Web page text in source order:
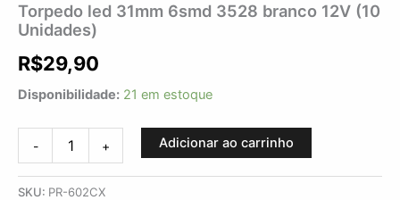
Torpedo led 31mm 6smd 3528 branco 12V (10
Unidades)
R$29,90
Disponibilidade: 21 em estoque
- + Adicionar ao carrinho
SKU: PR-602CX